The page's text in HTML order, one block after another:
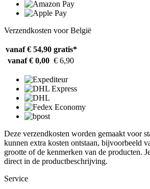
Verzendkosten voor België
vanaf € 54,90 gratis*
vanaf € 0,00 € 6,90
Deze verzendkosten worden gemaakt voor
kunnen extra kosten ontstaan, bijvoorbeeld
grootte of de kenmerken van de producten.
direct in de productbeschrijving.
Service